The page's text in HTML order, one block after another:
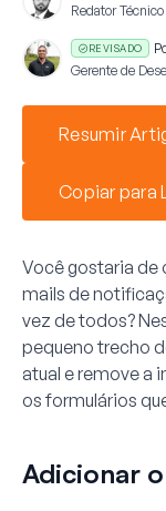
Redator Técnico
REVISADO
Gerente de
Resumir
Copiar para
Você gostaria de
mails de
vez de todos?
pequeno trecho
atual e remove a
os formulários
Adicionar